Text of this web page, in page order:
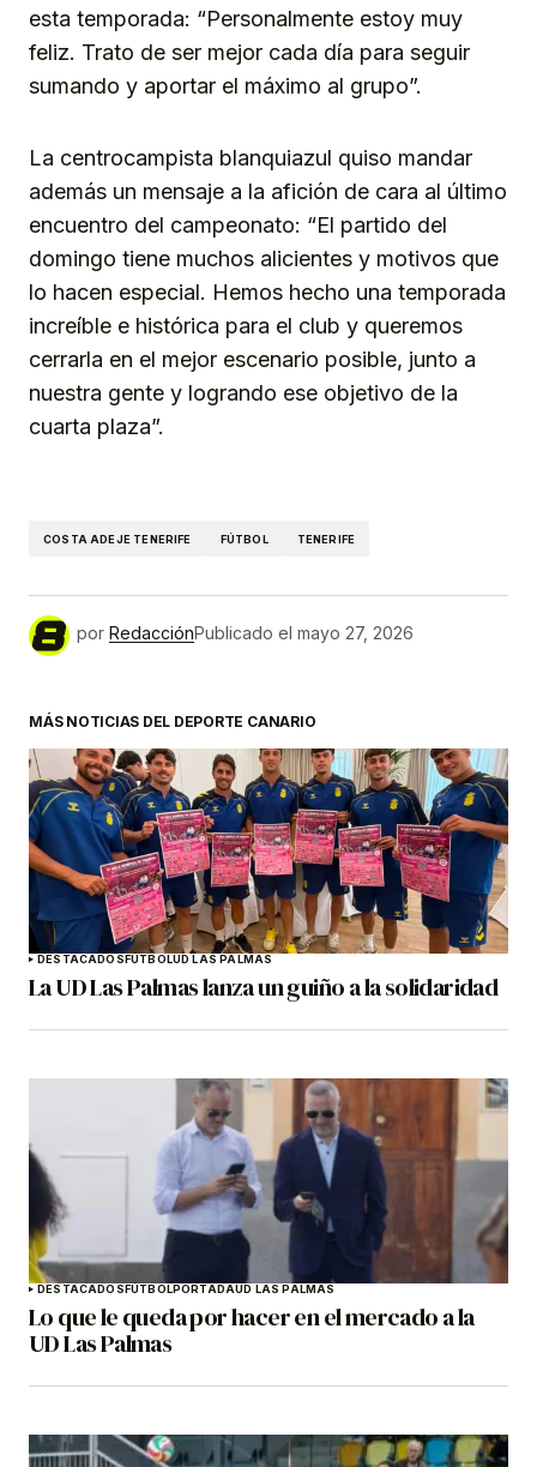
esta temporada: “Personalmente estoy muy
feliz. Trato de ser mejor cada día para seguir
sumando y aportar el máximo al grupo”.
La centrocampista blanquiazul quiso mandar
además un mensaje a la afición de cara al último
encuentro del campeonato: “El partido del
domingo tiene muchos alicientes y motivos que
lo hacen especial. Hemos hecho una temporada
increíble e histórica para el club y queremos
cerrarla en el mejor escenario posible, junto a
nuestra gente y logrando ese objetivo de la
cuarta plaza”.
COSTA ADEJE TENERIFE FÚTBOL TENERIFE
por RedacciónPublicado el mayo 27, 2026
MÁS NOTICIAS DEL DEPORTE CANARIO
DESTACADOSFÚTBOLUD LAS PALMAS
La UD Las Palmas lanza un guiño a la solidaridad
DESTACADOSFÚTBOLPORTADAUD LAS PALMAS
Lo que le queda por hacer en el mercado a la
UD Las Palmas